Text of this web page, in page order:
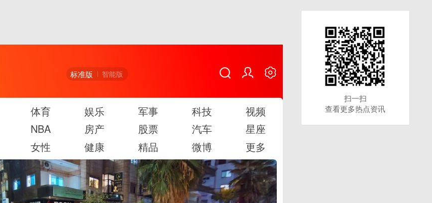
标准版 智能版
体育 娱乐 军事 科技
视频
NBA 房产 股票 汽车
星座
女性 健康 精品 微博 更多
扫一扫
查看更多热点资讯
扫一扫
查看更多热点资讯